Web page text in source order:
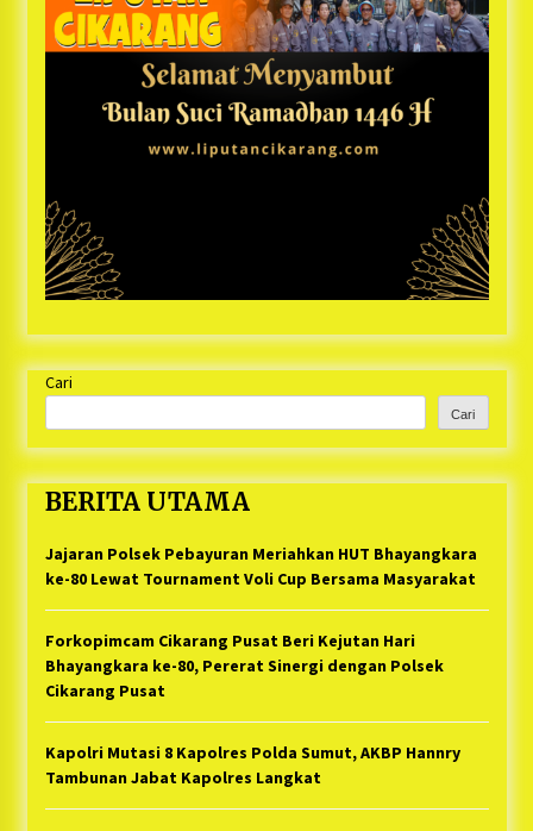
Cari
Cari
BERITA UTAMA
Jajaran Polsek Pebayuran Meriahkan HUT Bhayangkara
ke-80 Lewat Tournament Voli Cup Bersama Masyarakat
Forkopimcam Cikarang Pusat Beri Kejutan Hari
Bhayangkara ke-80, Pererat Sinergi dengan Polsek
Cikarang Pusat
Kapolri Mutasi 8 Kapolres Polda Sumut, AKBP Hannry
Tambunan Jabat Kapolres Langkat